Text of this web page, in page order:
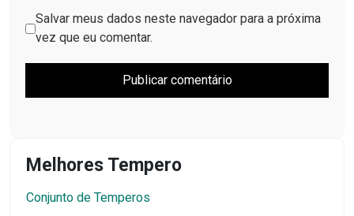
Salvar meus dados neste navegador para a próxima
vez que eu comentar.
Melhores Tempero
Conjunto de Temperos